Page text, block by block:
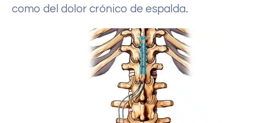
como del dolor crónico de espalda.